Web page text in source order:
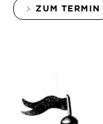
ZUM TERMIN